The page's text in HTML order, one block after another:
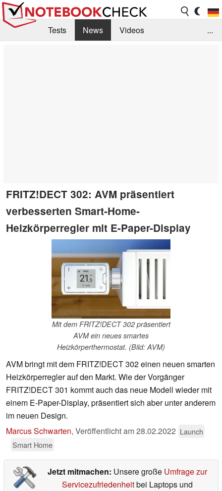
Tests News
Videos
...
FRITZ!DECT 302: AVM präsentiert
verbesserten Smart-Home-
Heizkörperregler mit E-Paper-Display
Mit dem FRITZ!DECT 302 präsentiert
AVM ein neues smartes
Heizkörperthermostat. (Bild: AVM)
AVM bringt mit dem FRITZ!DECT 302 einen neuen smarten
Heizkörperregler auf den Markt. Wie der Vorgänger
FRITZ!DECT 301 kommt auch das neue Modell wieder mit
einem E-Paper-Display, präsentiert sich aber unter anderem
im neuen Design.
Marcus Schwarten, Veröffentlicht am28.02.2022 Launch
Smart Home
Jetzt mitmachen: Unsere große Umfrage zur
Servicezufriedenheitbei Laptops und